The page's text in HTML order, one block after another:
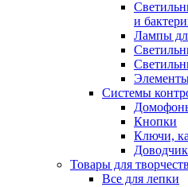
и
Лампы
Системы
Кнопки
Ключи,
Товары для
Все для лепки